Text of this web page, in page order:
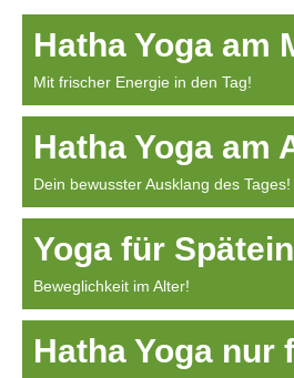
Hatha Yoga am
Mit frischer Energie in den Tag!
Hatha Yoga am
Dein bewusster Ausklang des Tages!
Yoga für
Beweglichkeit im Alter!
Hatha Yoga nur